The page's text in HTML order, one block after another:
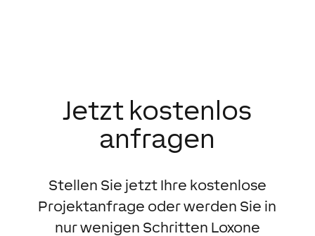
Jetzt kostenlos
anfragen
Stellen Sie jetzt Ihre kostenlose
Projektanfrage oder werden Sie in
nur wenigen Schritten Loxone